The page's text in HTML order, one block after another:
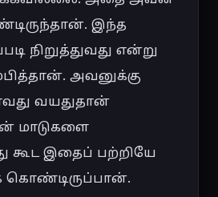
இந்த
நிறுத்துவது என்று
அவனுக்கு
வயதுதான்
மாடுகளை
கூட இதைப் பற்றியே
கொண்டிருப்பான்.